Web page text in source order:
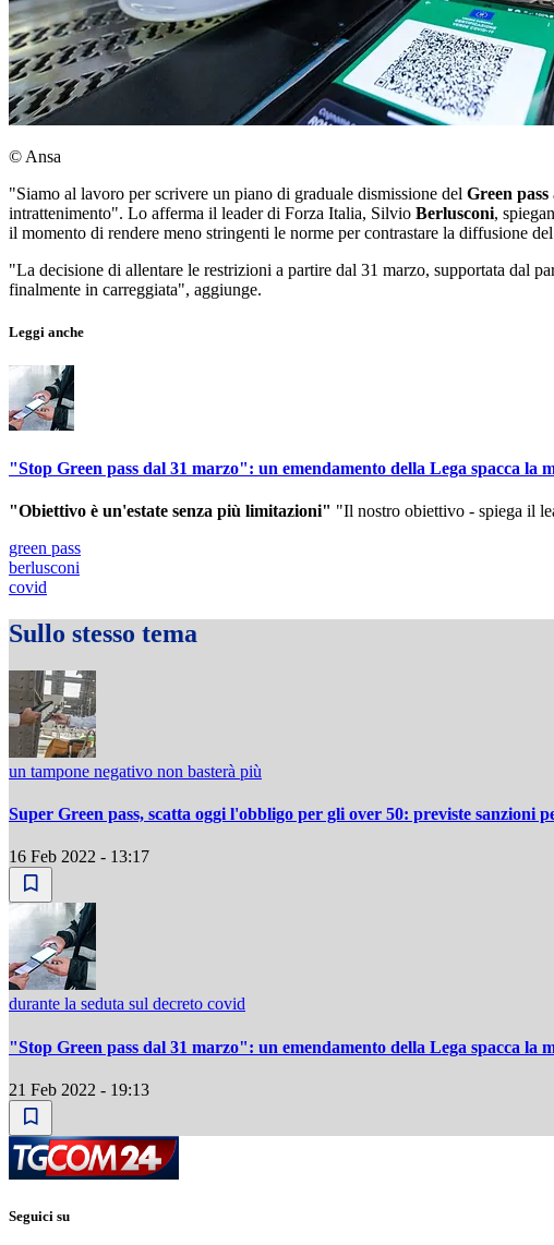
© Ansa
"Siamo al lavoro per scrivere un piano di graduale dismissione del Green pass
intrattenimento". Lo afferma il leader di Forza Italia, Silvio Berlusconi,
il momento di rendere meno stringenti le norme per contrastare la diffusione
"La decisione di allentare le restrizioni a partire dal 31 marzo, supportata dal
finalmente in carreggiata", aggiunge.
Leggi anche
"Stop Green pass dal 31 marzo": un emendamento della Lega spacca la
"Obiettivo è un'estate senza più limitazioni" "Il nostro obiettivo - spiega il
green pass
berlusconi
covid
Sullo stesso tema
un tampone negativo non basterà più
Super Green pass, scatta oggi l'obbligo per gli over 50: previste sanzioni
16 Feb 2022 - 13:17
durante la seduta sul decreto covid
"Stop Green pass dal 31 marzo": un emendamento della Lega spacca la
21 Feb 2022 - 19:13
Seguici su